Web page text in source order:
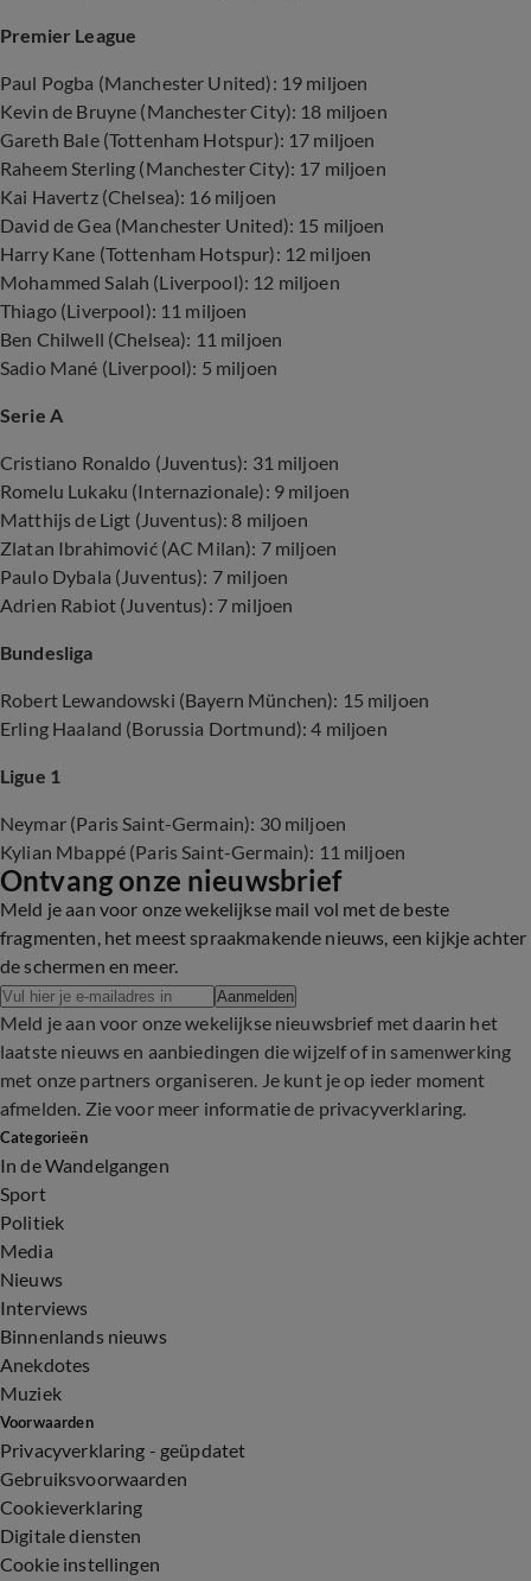
Premier League
Paul Pogba (Manchester United): 19 miljoen
Kevin de Bruyne (Manchester City): 18 miljoen
Gareth Bale (Tottenham Hotspur): 17 miljoen
Raheem Sterling (Manchester City): 17 miljoen
Kai Havertz (Chelsea): 16 miljoen
David de Gea (Manchester United): 15 miljoen
Harry Kane (Tottenham Hotspur): 12 miljoen
Mohammed Salah (Liverpool): 12 miljoen
Thiago (Liverpool): 11 miljoen
Ben Chilwell (Chelsea): 11 miljoen
Sadio Mané (Liverpool): 5 miljoen
Serie A
Cristiano Ronaldo (Juventus): 31 miljoen
Romelu Lukaku (Internazionale): 9 miljoen
Matthijs de Ligt (Juventus): 8 miljoen
Zlatan Ibrahimović (AC Milan): 7 miljoen
Paulo Dybala (Juventus): 7 miljoen
Adrien Rabiot (Juventus): 7 miljoen
Bundesliga
Robert Lewandowski (Bayern München): 15 miljoen
Erling Haaland (Borussia Dortmund): 4 miljoen
Ligue 1
Neymar (Paris Saint-Germain): 30 miljoen
Kylian Mbappé (Paris Saint-Germain): 11 miljoen
Ontvang onze nieuwsbrief
Meld je aan voor onze wekelijkse mail vol met de beste
fragmenten, het meest spraakmakende nieuws, een kijkje achter
de schermen en meer.
Aanmelden
Meld je aan voor onze wekelijkse nieuwsbrief met daarin het
laatste nieuws en aanbiedingen die wijzelf of in samenwerking
met onze partners organiseren. Je kunt je op ieder moment
afmelden. Zie voor meer informatie de privacyverklaring.
Categorieën
In de Wandelgangen
Sport
Politiek
Media
Nieuws
Interviews
Binnenlands nieuws
Anekdotes
Muziek
Voorwaarden
Privacyverklaring - geüpdatet
Gebruiksvoorwaarden
Cookieverklaring
Digitale diensten
Cookie instellingen